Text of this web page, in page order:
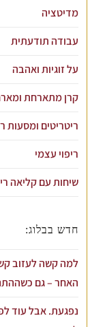
מדיטציה
עבודה תודעתית
על זוגיות ואהבה
קרן מתארחת
ריטריטים ומסעות
ריפוי עצמי
שיחות עם קליאה
חדש בבלוג:
למה קשה לעזוב
האחר – גם
נפגעת. אבל עוד